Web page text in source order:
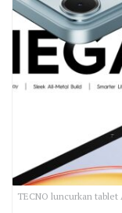
TECNO luncurkan